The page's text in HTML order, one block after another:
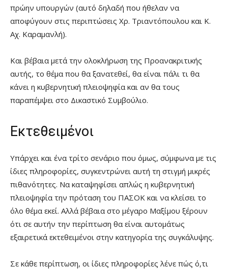
πρώην υπουργών (αυτό δηλαδή που ήθελαν να
αποφύγουν στις περιπτώσεις Χρ. Τριαντόπουλου και Κ.
Αχ. Καραμανλή).
Και βέβαια μετά την ολοκλήρωση της Προανακριτικής
αυτής, το θέμα που θα ξανατεθεί, θα είναι πάλι τι θα
κάνει η κυβερνητική πλειοψηφία και αν θα τους
παραπέμψει στο Δικαστικό Συμβούλιο.
Εκτεθειμένοι
Υπάρχει και ένα τρίτο σενάριο που όμως, σύμφωνα με τις
ίδιες πληροφορίες, συγκεντρώνει αυτή τη στιγμή μικρές
πιθανότητες. Να καταψηφίσει απλώς η κυβερνητική
πλειοψηφία την πρόταση του ΠΑΣΟΚ και να κλείσει το
όλο θέμα εκεί. Αλλά βέβαια στο μέγαρο Μαξίμου ξέρουν
ότι σε αυτήν την περίπτωση θα είναι αυτομάτως
εξαιρετικά εκτεθειμένοι στην κατηγορία της συγκάλυψης.
Σε κάθε περίπτωση, οι ίδιες πληροφορίες λένε πώς ό,τι